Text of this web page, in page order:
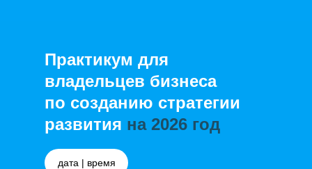
Практикум для
владельцев бизнеса
по созданию стратегии
развития на 2026 год
дата | время